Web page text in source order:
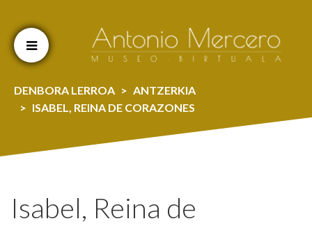
DENBORA LERROA
ANTZERKIA
ISABEL, REINA DE CORAZONES
Isabel, Reina de